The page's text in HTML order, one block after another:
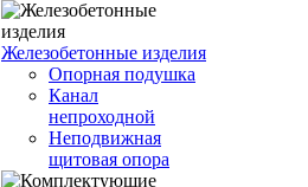
Железобетонные изделия
Опорная подушка
Канал
непроходной
Неподвижная
щитовая опора